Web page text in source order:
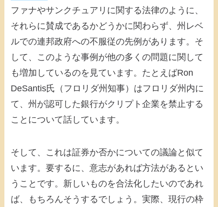
ファナやサンクチュアリに関する法律のように、
それらに賛成であるかどうかに関わらず、州レベ
ルでの連邦政府への不服従の先例があります。そ
して、このような事例が他の多くの問題に関して
も増加しているのを見ています。たとえばRon
DeSantis氏（フロリダ州知事）はフロリダ州内に
て、州が認可した銀行がクリプト企業を禁止する
ことについて話しています。
そして、これは証券か否かについての議論と似て
います。要するに、意志があれば方法があるとい
うことです。新しいものを合法化したいのであれ
ば、もちろんそうするでしょう。実際、現行の枠